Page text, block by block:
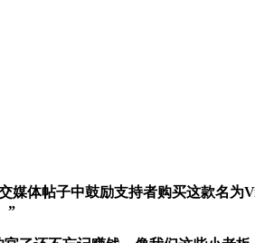
媒体帖子中鼓励支持者购买这款名为
”